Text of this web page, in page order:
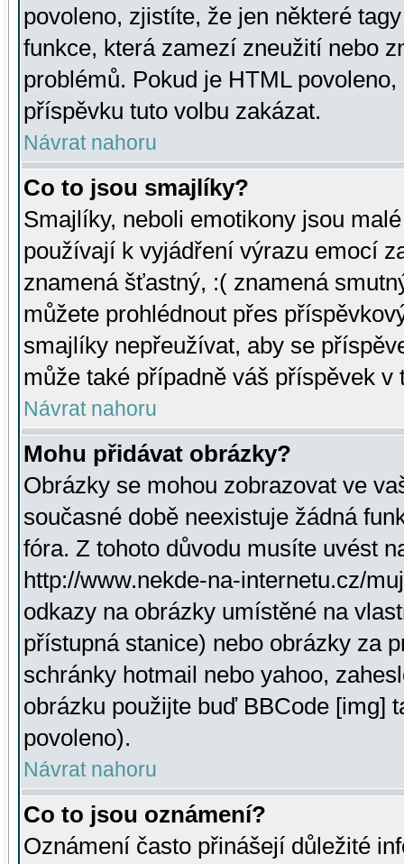
povoleno, zjistíte, že jen některé
funkce, která zamezí zneužití nebo
problémů. Pokud je HTML
příspěvku tuto volbu zakázat.
Návrat nahoru
Co to jsou smajlíky?
Smajlíky, neboli emotikony jsou
používají k vyjádření výrazu emocí
znamená šťastný, :( znamená
můžete prohlédnout přes
smajlíky nepřeužívat, aby se
může také případně váš příspěvek v
Návrat nahoru
Mohu přidávat obrázky?
Obrázky se mohou zobrazovat ve
současné době neexistuje žádná
fóra. Z tohoto důvodu musíte uvést
http://www.nekde-na-internetu.cz/
odkazy na obrázky umístěné na
přístupná stanice) nebo obrázky za
schránky hotmail nebo yahoo,
obrázku použijte buď BBCode [img]
povoleno).
Návrat nahoru
Co to jsou oznámení?
Oznámení často přinášejí důležité